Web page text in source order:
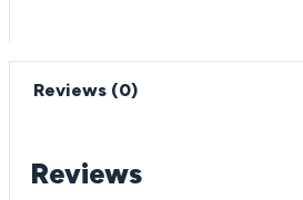
Reviews (0)
Reviews